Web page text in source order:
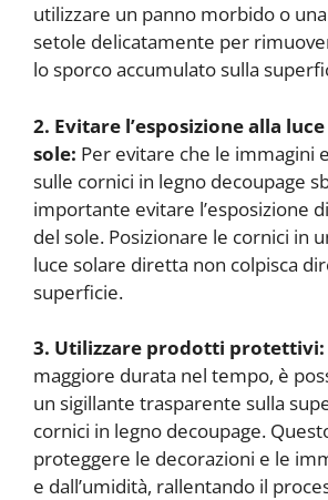
utilizzare un panno morbido o una
setole delicatamente per
lo sporco accumulato sulla
2. Evitare l’esposizione alla
sole: Per evitare che le immagini
sulle cornici in legno decoupage
importante evitare l’esposizione
del sole. Posizionare le cornici in
luce solare diretta non colpisca
superficie.
3. Utilizzare prodotti protettivi:
maggiore durata nel tempo, è
un sigillante trasparente sulla
cornici in legno decoupage.
proteggere le decorazioni e le
e dall’umidità, rallentando il